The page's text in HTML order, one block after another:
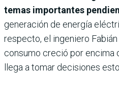
temas importantes
generación de energía
respecto, el ingeniero
consumo creció por encima
llega a tomar decisiones